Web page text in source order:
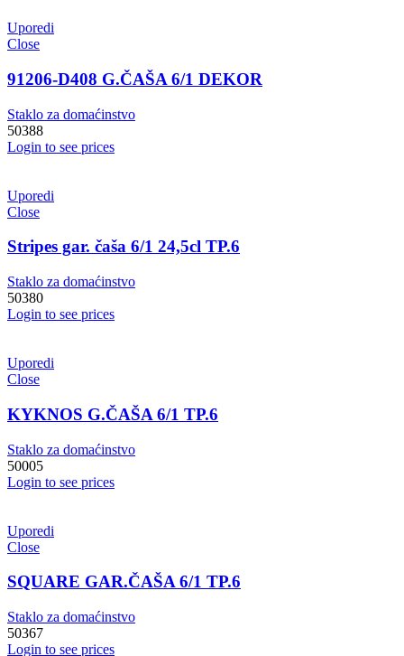
Uporedi
Close
91206-D408 G.ČAŠA 6/1 DEKOR
Staklo za domaćinstvo
50388
Login to see prices
Uporedi
Close
Stripes gar. čaša 6/1 24,5cl TP.6
Staklo za domaćinstvo
50380
Login to see prices
Uporedi
Close
KYKNOS G.ČAŠA 6/1 TP.6
Staklo za domaćinstvo
50005
Login to see prices
Uporedi
Close
SQUARE GAR.ČAŠA 6/1 TP.6
Staklo za domaćinstvo
50367
Login to see prices